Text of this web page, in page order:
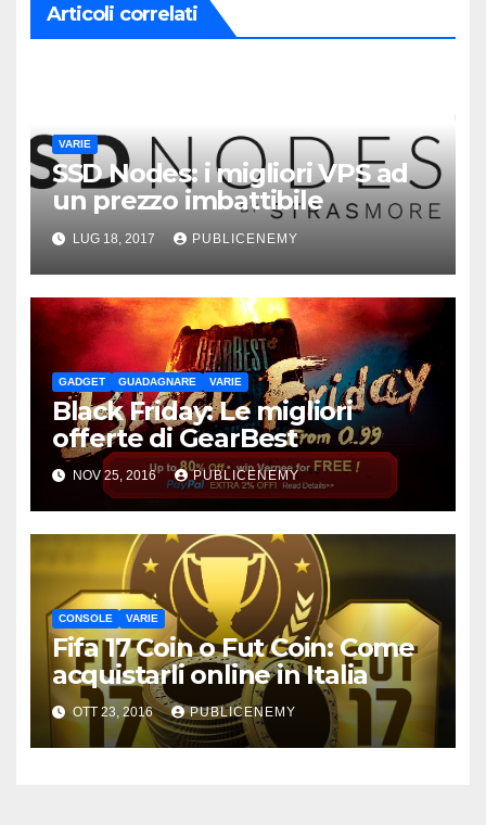
Articoli correlati
VARIE
SSD Nodes: i migliori VPS ad
un prezzo imbattibile
LUG 18, 2017 PUBLICENEMY
GADGET GUADAGNARE VARIE
Black Friday: Le migliori
offerte di GearBest
NOV 25, 2016 PUBLICENEMY
CONSOLE VARIE
Fifa 17 Coin o Fut Coin: Come
acquistarli online in Italia
OTT 23, 2016 PUBLICENEMY